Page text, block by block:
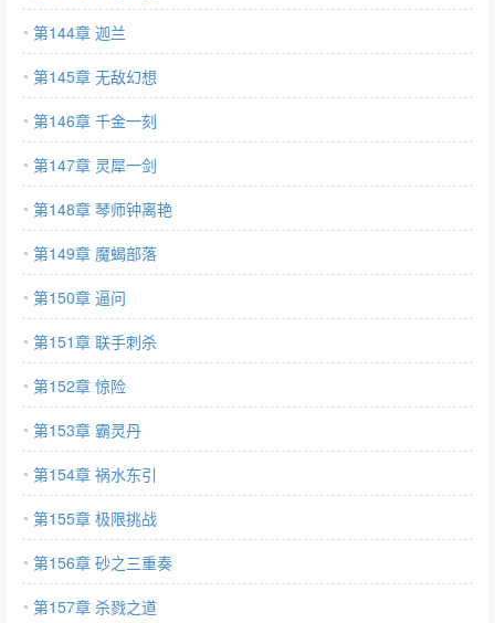
第144章 迦兰
第145章 无敌幻想
第146章 千金一刻
第147章 灵犀一剑
第148章 琴师钟离艳
第149章 魔蝎部落
第150章 逼问
第151章 联手刺杀
第152章 惊险
第153章 霸灵丹
第154章 祸水东引
第155章 极限挑战
第156章 砂之三重奏
第157章 杀戮之道